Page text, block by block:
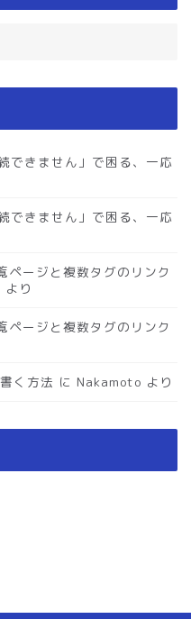
できません」で困る、一応
できません」で困る、一応
ージと複数タグのリンク
より
ージと複数タグのリンク
く方法 に Nakamoto より